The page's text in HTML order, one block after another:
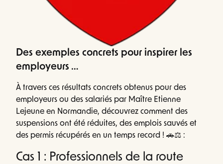
Des exemples concrets pour inspirer les
employeurs …
À travers ces résultats concrets obtenus pour des
employeurs ou des salariés par Maître Etienne
Lejeune en Normandie, découvrez comment des
suspensions ont été réduites, des emplois sauvés et
des permis récupérés en un temps record ! 🚗⚖️ :
Cas 1 : Professionnels de la route